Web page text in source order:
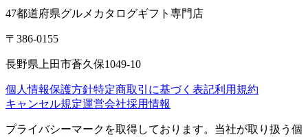
47都道府県グルメカタログギフト専門店
〒386-0155
長野県上田市蒼久保1049-10
個人情報保護方針特定商取引に基づく表記利用規約
キャンセル規定運営会社採用情報
プライバシーマークを取得しております。当社が取り扱う個